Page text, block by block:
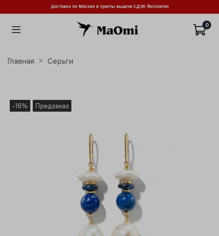
Доставка по Москве в пункты выдачи СДЭК бесплатно
0
Главная Серьги
-16% Предзаказ